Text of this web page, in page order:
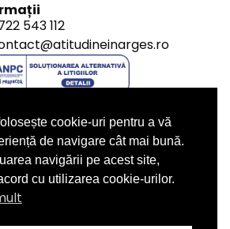
543 112
cookie-uri pentru a vă
de navigare cât mai bună.
navigării pe acest site,
cu utilizarea cookie-urilor.